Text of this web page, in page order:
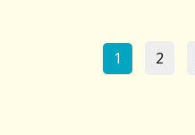
Page
1 Page
2